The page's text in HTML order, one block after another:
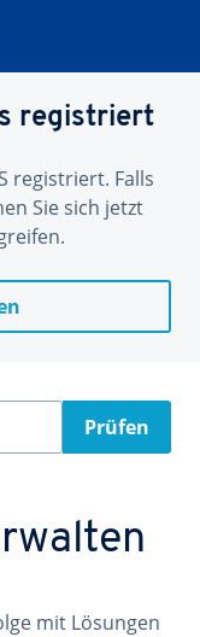
registriert
registriert. Falls
Sie sich jetzt
Prüfen
mit Lösungen